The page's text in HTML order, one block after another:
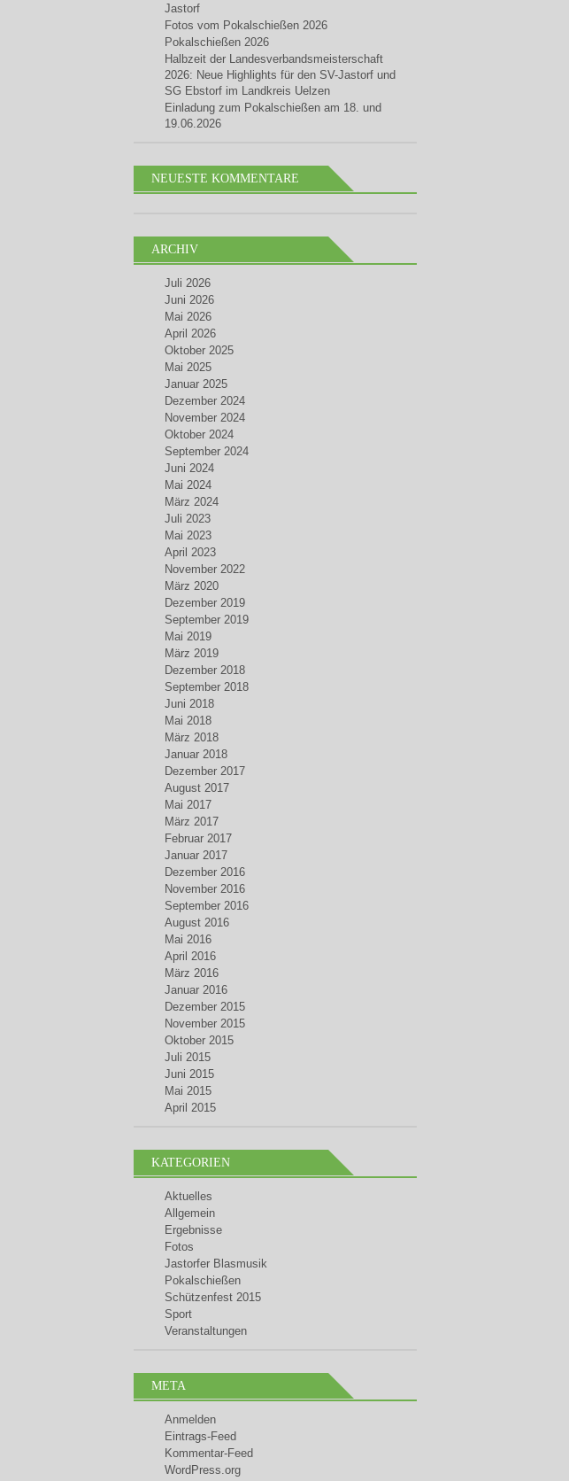
Jastorf
Fotos vom Pokalschießen 2026
Pokalschießen 2026
Halbzeit der Landesverbandsmeisterschaft
2026: Neue Highlights für den SV-Jastorf und
SG Ebstorf im Landkreis Uelzen
Einladung zum Pokalschießen am 18. und
19.06.2026
NEUESTE KOMMENTARE
ARCHIV
Juli 2026
Juni 2026
Mai 2026
April 2026
Oktober 2025
Mai 2025
Januar 2025
Dezember 2024
November 2024
Oktober 2024
September 2024
Juni 2024
Mai 2024
März 2024
Juli 2023
Mai 2023
April 2023
November 2022
März 2020
Dezember 2019
September 2019
Mai 2019
März 2019
Dezember 2018
September 2018
Juni 2018
Mai 2018
März 2018
Januar 2018
Dezember 2017
August 2017
Mai 2017
März 2017
Februar 2017
Januar 2017
Dezember 2016
November 2016
September 2016
August 2016
Mai 2016
April 2016
März 2016
Januar 2016
Dezember 2015
November 2015
Oktober 2015
Juli 2015
Juni 2015
Mai 2015
April 2015
KATEGORIEN
Aktuelles
Allgemein
Ergebnisse
Fotos
Jastorfer Blasmusik
Pokalschießen
Schützenfest 2015
Sport
Veranstaltungen
META
Anmelden
Eintrags-Feed
Kommentar-Feed
WordPress.org